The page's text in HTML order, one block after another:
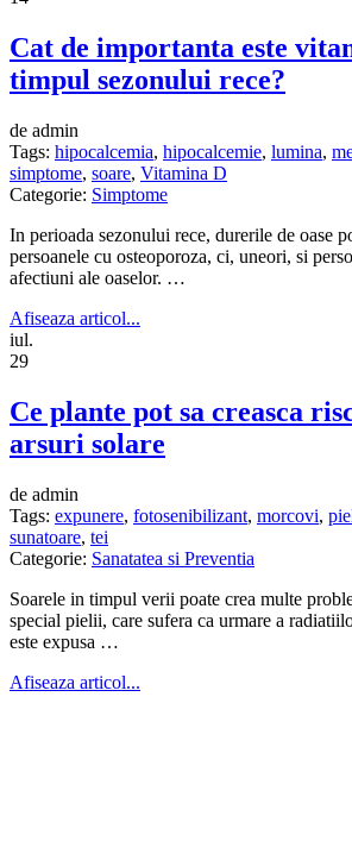
Cat de importanta este
timpul sezonului rece?
de admin
Tags: hipocalcemia, hipocalcemie, lumina,
simptome, soare, Vitamina D
Categorie: Simptome
In perioada sezonului rece, durerile de oase
persoanele cu osteoporoza, ci, uneori, si
afectiuni ale oaselor. …
Afiseaza articol...
iul.
29
Ce plante pot sa creasca
arsuri solare
de admin
Tags: expunere, fotosenibilizant, morcovi,
sunatoare, tei
Categorie: Sanatatea si Preventia
Soarele in timpul verii poate crea multe
special pielii, care sufera ca urmare a
este expusa …
Afiseaza articol...